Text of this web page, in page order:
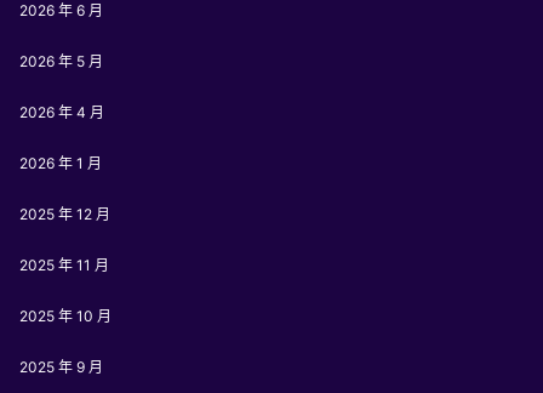
2026 年 6 月
2026 年 5 月
2026 年 4 月
2026 年 1 月
2025 年 12 月
2025 年 11 月
2025 年 10 月
2025 年 9 月